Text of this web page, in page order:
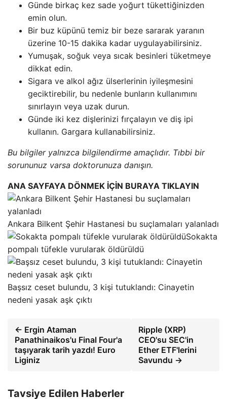
Günde birkaç kez sade yoğurt tükettiğinizden
emin olun.
Bir buz küpünü temiz bir beze sararak yaranın
üzerine 10-15 dakika kadar uygulayabilirsiniz.
Yumuşak, soğuk veya sıcak besinleri tüketmeye
dikkat edin.
Sigara ve alkol ağız ülserlerinin iyileşmesini
geciktirebilir, bu nedenle bunların kullanımını
sınırlayın veya uzak durun.
Günde iki kez dişlerinizi fırçalayın ve diş ipi
kullanın. Gargara kullanabilirsiniz.
Bu bilgiler yalnızca bilgilendirme amaçlıdır. Tıbbi bir
sorununuz varsa doktorunuza danışın.
ANA SAYFAYA DÖNMEK İÇİN BURAYA TIKLAYIN
Ankara Bilkent Şehir Hastanesi bu suçlamaları yalanladı
Sokakta
pompalı tüfekle vurularak öldürüldü
Başsız ceset bulundu, 3 kişi tutuklandı: Cinayetin
nedeni yasak aşk çıktı
← Ergin Ataman
Panathinaikos'u Final Four'a
taşıyarak tarih yazdı! Euro
Liginiz
Ripple (XRP)
CEO'su SEC'in
Ether ETF'lerini
Savundu →
Tavsiye Edilen Haberler